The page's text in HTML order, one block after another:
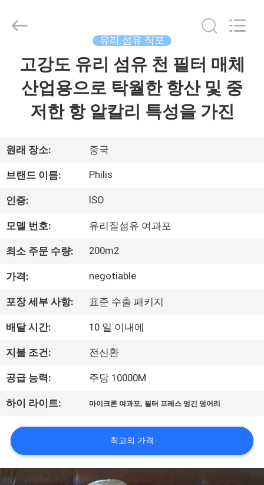
회
사
소
공
장
견
학
품
관
리
Hangzhou
Philis
Reserved.
유리 섬유 직포
고강도 유리 섬유 천 필터 매체
산업용으로 탁월한 항산 및 중
저한 항 알칼리 특성을 가진
원래 장소: 중국
브랜드 이름: Philis
인증: ISO
모델 번호: 유리질섬유 여과포
최소 주문 수량: 200m2
가격: negotiable
포장 세부 사항: 표준 수출 패키지
배달 시간: 10 일 이내에
지불 조건: 전신환
공급 능력: 주당 10000M
하이 라이트: 마이크론 여과포, 필터 프레스 엉긴 덩어리
최고의 가격